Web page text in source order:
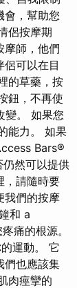
會，幫助您
侶按摩期
摩師，他們
可以在目
的草藥，按
鈕，不再使
變。 如果您
能力。 如果
Bars®
然可以提供
，請隨時要
我們的按摩
和 a
痛的根源。
運動。 它
們也應該集
肉痙攣的